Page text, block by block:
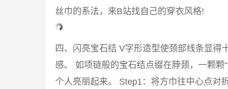
丝巾的系法，来B站找自己的穿衣风格!
四、闪亮宝石结 V字形造型使颈部线条显
感。 如项链般的宝石结点缀在脖颈，一颗
个人亮丽起来。 Step1：将方巾往中心点对